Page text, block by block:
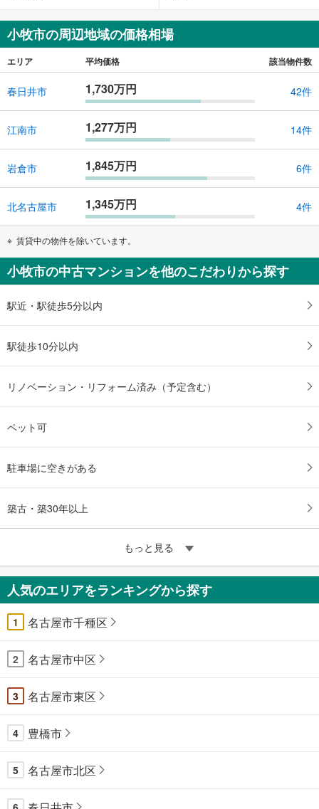
小牧市の周辺地域の価格相場
エリア 平均価格 該当物件数
春日井市 1,730万円 42件
江南市 1,277万円 14件
岩倉市 1,845万円 6件
北名古屋市 1,345万円 4件
賃貸中の物件を除いています。
小牧市の中古マンションを他のこだわりから探す
駅近・駅徒歩5分以内
駅徒歩10分以内
リノベーション・リフォーム済み（予定含む）
ペット可
駐車場に空きがある
築古・築30年以上
もっと見る
人気のエリアをランキングから探す
1 名古屋市千種区
2 名古屋市中区
3 名古屋市東区
4 豊橋市
5 名古屋市北区